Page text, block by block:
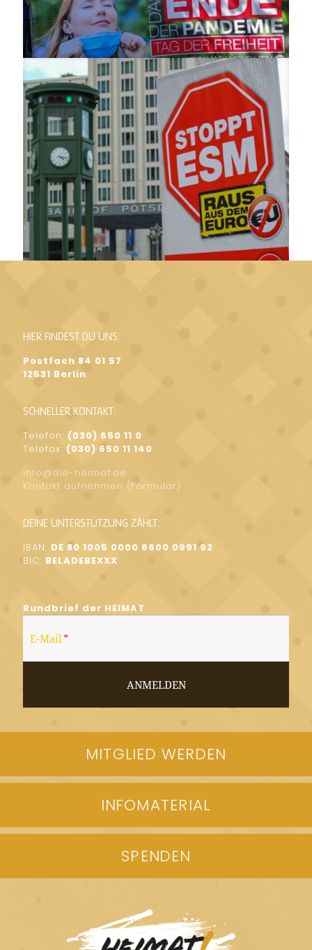
HIER FINDEST DU UNS:
Postfach 84 01 57
12531 Berlin
SCHNELLER KONTAKT:
Telefon: (030) 650 11 0
Telefax: (030) 650 11 140
info@die-heimat.de
Kontakt aufnehmen (Formular)
DEINE UNTERSTÜTZUNG ZÄHLT:
IBAN: DE 80 1005 0000 6600 0991 92
BIC: BELADEBEXXX
Rundbrief der HEIMAT
MITGLIED WERDEN
INFOMATERIAL
SPENDEN